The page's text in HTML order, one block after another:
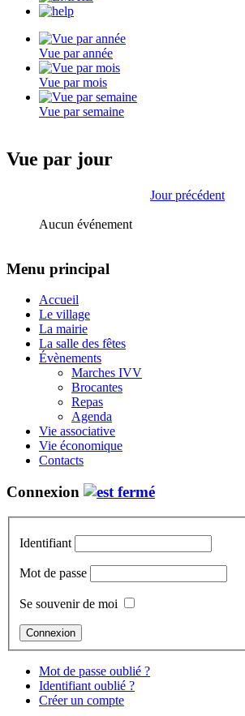
Vue par année
Vue par mois
Vue par semaine
Vue par jour
Jour précédent
Aucun événement
Menu principal
Accueil
Le village
La mairie
La salle des fêtes
Évènements
Marches IVV
Brocantes
Repas
Agenda
Vie associative
Vie économique
Contacts
Connexion
Identifiant
Mot de passe
Se souvenir de moi
Mot de passe oublié ?
Identifiant oublié ?
Créer un compte